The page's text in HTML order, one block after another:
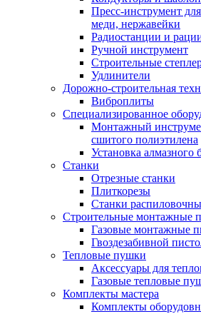
Пресс-инструмент
меди, нержавейки
Радиостанции и
Ручной инструмент
Строительные
Удлинители
Дорожно-строительная
Виброплиты
Специализированное
Монтажный
сшитого полиэтилена
Установка алмазного
Станки
Отрезные станки
Плиткорезы
Станки
Строительные монтажные
Газовые монтажные
Гвоздезабивной
Тепловые пушки
Аксессуары для
Газовые тепловые
Комплекты мастера
Комплекты